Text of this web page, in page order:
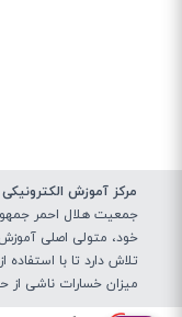
مرکز آموزش
جمعیت هلال احمر
خود، متولی اصلی
تلاش دارد تا با
میزان خسارات ناشی